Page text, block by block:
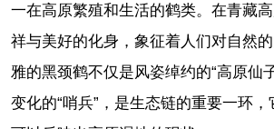
一在高原繁殖和生活的鹤类。在青藏
祥与美好的化身，象征着人们对自然
雅的黑颈鹤不仅是风姿绰约的“高原仙
变化的“哨兵”，是生态链的重要一环